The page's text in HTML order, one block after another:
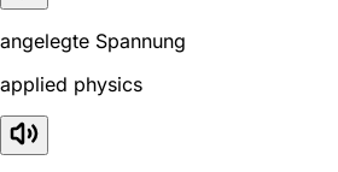
angelegte Spannung
applied physics